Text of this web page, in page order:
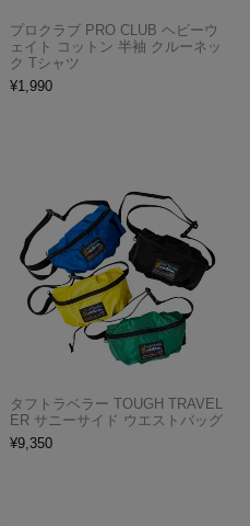
プロクラブ PRO CLUB ヘビーウ
ェイト コットン 半袖 クルーネッ
ク Tシャツ
¥1,990
タフトラベラー TOUGH TRAVEL
ER サニーサイド ウエストバッグ
¥9,350